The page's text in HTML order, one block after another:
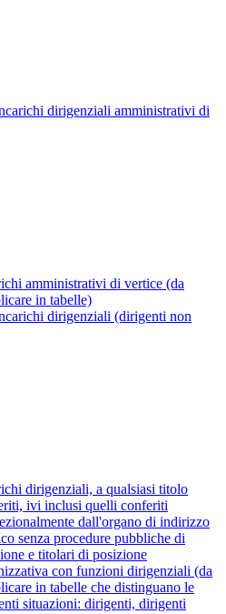
dirigenziali amministrativi di
amministrativi di vertice (da
in tabelle)
dirigenziali (dirigenti non
dirigenziali, a qualsiasi titolo
ivi inclusi quelli conferiti
dall'organo di indirizzo
senza procedure pubbliche di
e titolari di posizione
con funzioni dirigenziali (da
in tabelle che distinguano le
situazioni: dirigenti, dirigenti